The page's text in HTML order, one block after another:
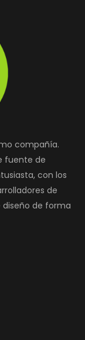
compañía.
fuente de
con los
de
diseño de forma